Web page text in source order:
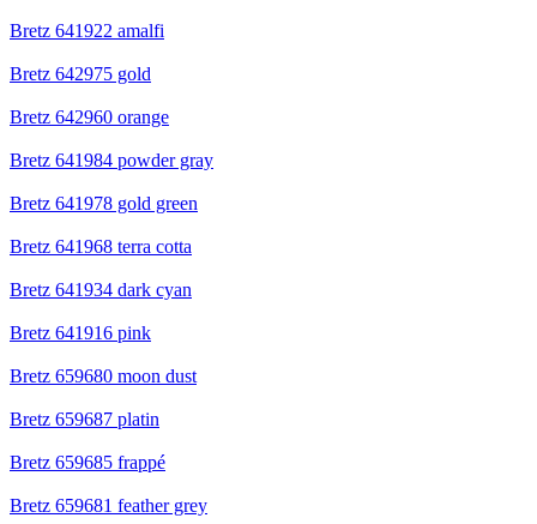
Bretz 641922 amalfi
Bretz 642975 gold
Bretz 642960 orange
Bretz 641984 powder gray
Bretz 641978 gold green
Bretz 641968 terra cotta
Bretz 641934 dark cyan
Bretz 641916 pink
Bretz 659680 moon dust
Bretz 659687 platin
Bretz 659685 frappé
Bretz 659681 feather grey